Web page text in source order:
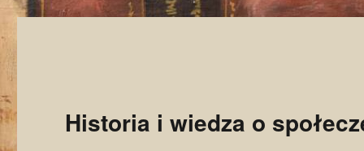
Historia i wiedza o